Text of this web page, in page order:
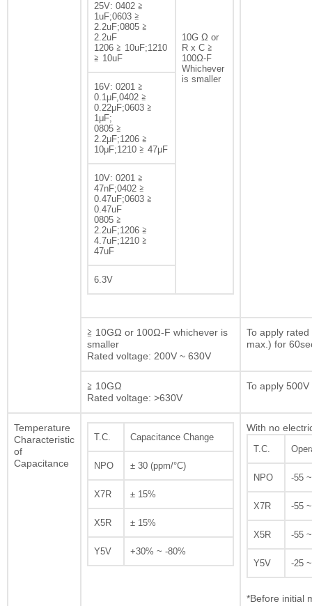
10G Ω or
R x C ≧
100Ω-F
Whichever
is smaller
25V: 0402 ≧
1uF;0603 ≧
2.2uF;0805 ≧
2.2uF
1206 ≧ 10uF;1210
≧ 10uF
16V: 0201 ≧
0.1μF,0402 ≧
0.22μF;0603 ≧
1μF;
0805 ≧
2.2μF;1206 ≧
10μF;1210 ≧ 47μF
10V: 0201 ≧
47nF;0402 ≧
0.47uF;0603 ≧
0.47uF
0805 ≧
2.2uF;1206 ≧
4.7uF;1210 ≧
47uF
6.3V
≧ 10GΩ or 100Ω-F whichever is
smaller
Rated voltage: 200V ~ 630V
To apply
max.) for
≧ 10GΩ
Rated voltage: >630V
To apply
Temperature
Characteristic
of
Capacitance
T.C. Capacitance Change
NPO ± 30 (ppm/°C)
X7R ± 15%
X5R ± 15%
Y5V +30% ~ -80%
With no
T.C.
NPO -55
X7R -55
X5R -55
Y5V -25
*Before initial